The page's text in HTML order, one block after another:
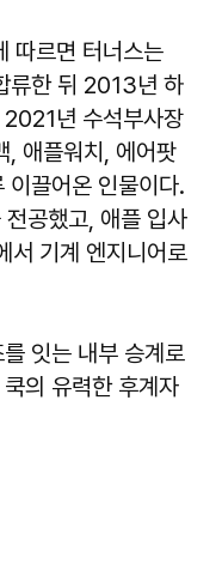
따르면 터너스는
류한 뒤 2013년 하
년 수석부사장
, 애플워치, 에어팟
이끌어온 인물이다.
공했고, 애플 입사
서 기계 엔지니어로
잇는 내부 승계로
의 유력한 후계자